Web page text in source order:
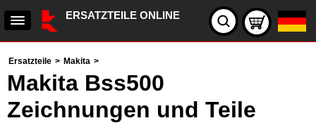
ERSATZTEILE ONLINE
Ersatzteile > Makita >
Makita Bss500
Zeichnungen und Teile